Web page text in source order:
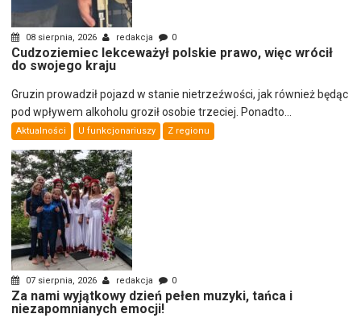
08 sierpnia, 2026 redakcja 0
Cudzoziemiec lekceważył polskie prawo, więc wrócił
do swojego kraju
Gruzin prowadził pojazd w stanie nietrzeźwości, jak również będąc
pod wpływem alkoholu groził osobie trzeciej. Ponadto...
Aktualności U funkcjonariuszy Z regionu
07 sierpnia, 2026 redakcja 0
Za nami wyjątkowy dzień pełen muzyki, tańca i
niezapomnianych emocji!